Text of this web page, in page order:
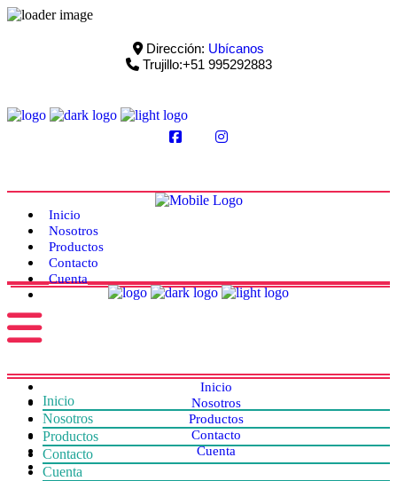
Dirección: Ubícanos
Trujillo:+51 995292883
Inicio
Nosotros
Productos
Contacto
Cuenta
Inicio
Nosotros
Productos
Contacto
Cuenta
Inicio
Nosotros
Productos
Contacto
Cuenta